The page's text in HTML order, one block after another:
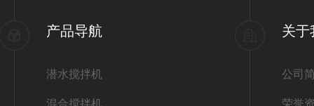
产品导航
潜水搅拌机
混合搅拌机
关于
公司
荣誉